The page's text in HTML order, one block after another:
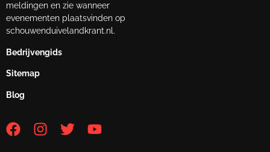
meldingen en zie wanneer
evenementen plaatsvinden op
schouwenduivelandkrant.nl.
Bedrijvengids
Sitemap
Blog